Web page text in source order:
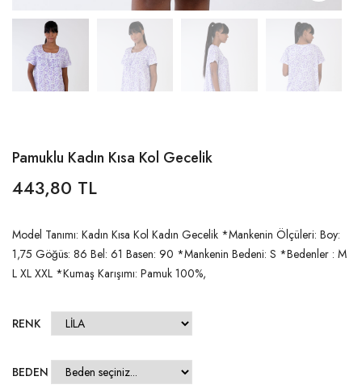
Pamuklu Kadın Kısa Kol Gecelik
443,80 TL
Model Tanımı: Kadın Kısa Kol Kadın Gecelik *Mankenin Ölçüleri: Boy:
1,75 Göğüs: 86 Bel: 61 Basen: 90 *Mankenin Bedeni: S *Bedenler : M
L XL XXL *Kumaş Karışımı: Pamuk 100%,
RENK
BEDEN